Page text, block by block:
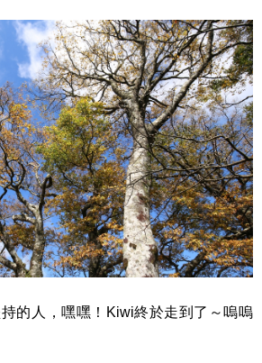
的人，嘿嘿！Kiwi終於走到了～嗚嗚